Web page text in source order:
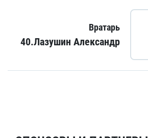
Вратарь
40.Лазушин Александр